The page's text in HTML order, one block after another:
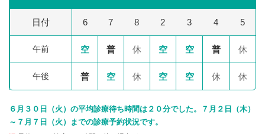
日付 6 7 8 2 3 4 5
午前 空 普 休 空 空 普 休
午後 普 空 休 空 空 休 休
６月３０日（火）の平均診療待ち時間は２０分でした。７月２日（木）
～７月７日（火）までの診療予約状況です。